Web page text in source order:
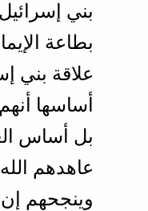
بني
بطاعة
علاقة بني
أساسها
بل أساس
عاهدهم
وينجحهم إن